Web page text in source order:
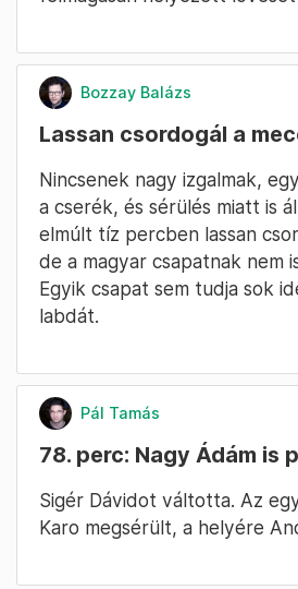
Bozzay Balázs
Lassan csordogál a
Nincsenek nagy izgalmak,
a cserék, és sérülés miatt is
elmúlt tíz percben lassan
de a magyar csapatnak nem
Egyik csapat sem tudja sok
labdát.
Pál Tamás
78. perc: Nagy Ádám is
Sigér Dávidot váltotta. Az
Karo megsérült, a helyére